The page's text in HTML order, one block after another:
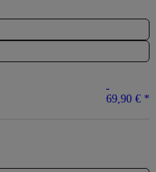
69,90 € *